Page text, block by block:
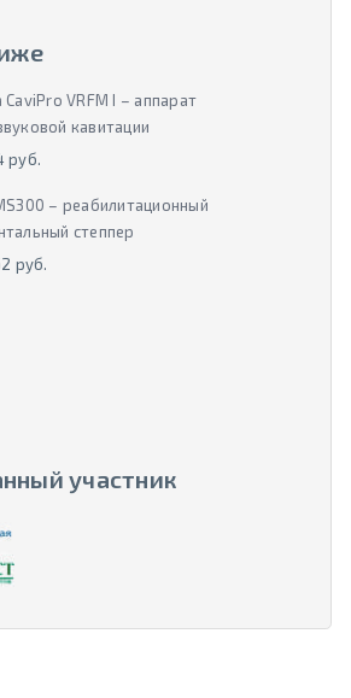
CaviPro VRFM I – аппарат
кавитации
руб.
– реабилитационный
степпер
руб.
участник